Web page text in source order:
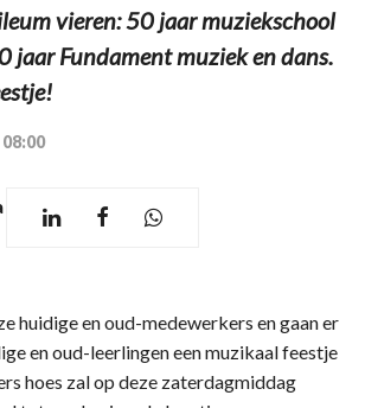
vieren: 50 jaar muziekschool
jaar Fundament muziek en dans.
huidige en oud-medewerkers en gaan er
en oud-leerlingen een muzikaal feestje
hoes zal op deze zaterdagmiddag